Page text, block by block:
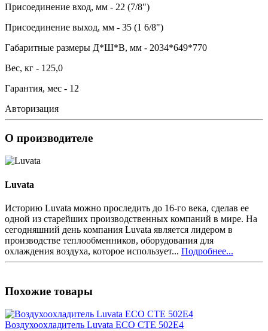
Присоединение вход, мм - 22 (7/8")
Присоединение выход, мм - 35 (1 6/8")
Габаритные размеры Д*Ш*В, мм - 2034*649*770
Вес, кг - 125,0
Гарантия, мес - 12
Авторизация
О производителе
Luvata
Историю Luvata можно проследить до 16-го века, сделав ее
одной из старейших производственных компаний в мире. На
сегодняшний день компания Luvata является лидером в
производстве теплообменников, оборудования для
охлаждения воздуха, которое использует... Подробнее...
Похожие товары
Воздухоохладитель Luvata ECO CTE 502E4